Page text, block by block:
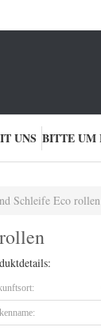
UNS
Schleife Eco rollen